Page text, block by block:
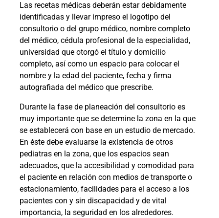
Las recetas médicas deberán estar debidamente
identificadas y llevar impreso el logotipo del
consultorio o del grupo médico, nombre completo
del médico, cédula profesional de la especialidad,
universidad que otorgó el título y domicilio
completo, así como un espacio para colocar el
nombre y la edad del paciente, fecha y firma
autografiada del médico que prescribe.
Durante la fase de planeación del consultorio es
muy importante que se determine la zona en la que
se establecerá con base en un estudio de mercado.
En éste debe evaluarse la existencia de otros
pediatras en la zona, que los espacios sean
adecuados, que la accesibilidad y comodidad para
el paciente en relación con medios de transporte o
estacionamiento, facilidades para el acceso a los
pacientes con y sin discapacidad y de vital
importancia, la seguridad en los alrededores.